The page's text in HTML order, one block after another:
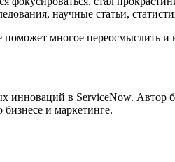
научные статьи,
многое переосмыслить и
инноваций в ServiceNow. Автор
и маркетинге.